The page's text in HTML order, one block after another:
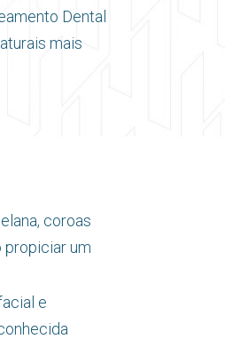
Dental
mais
coroas
propiciar um
e